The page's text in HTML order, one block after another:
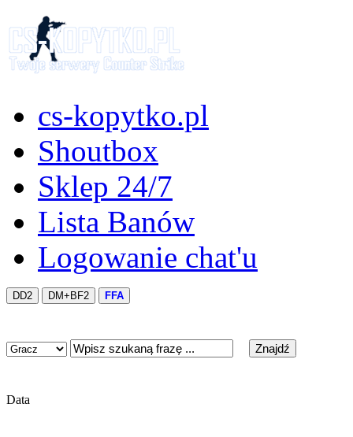
cs-kopytko.pl
Shoutbox
Sklep 24/7
Lista Banów
Logowanie chat'u
DD2 DM+BF2 FFA
Data